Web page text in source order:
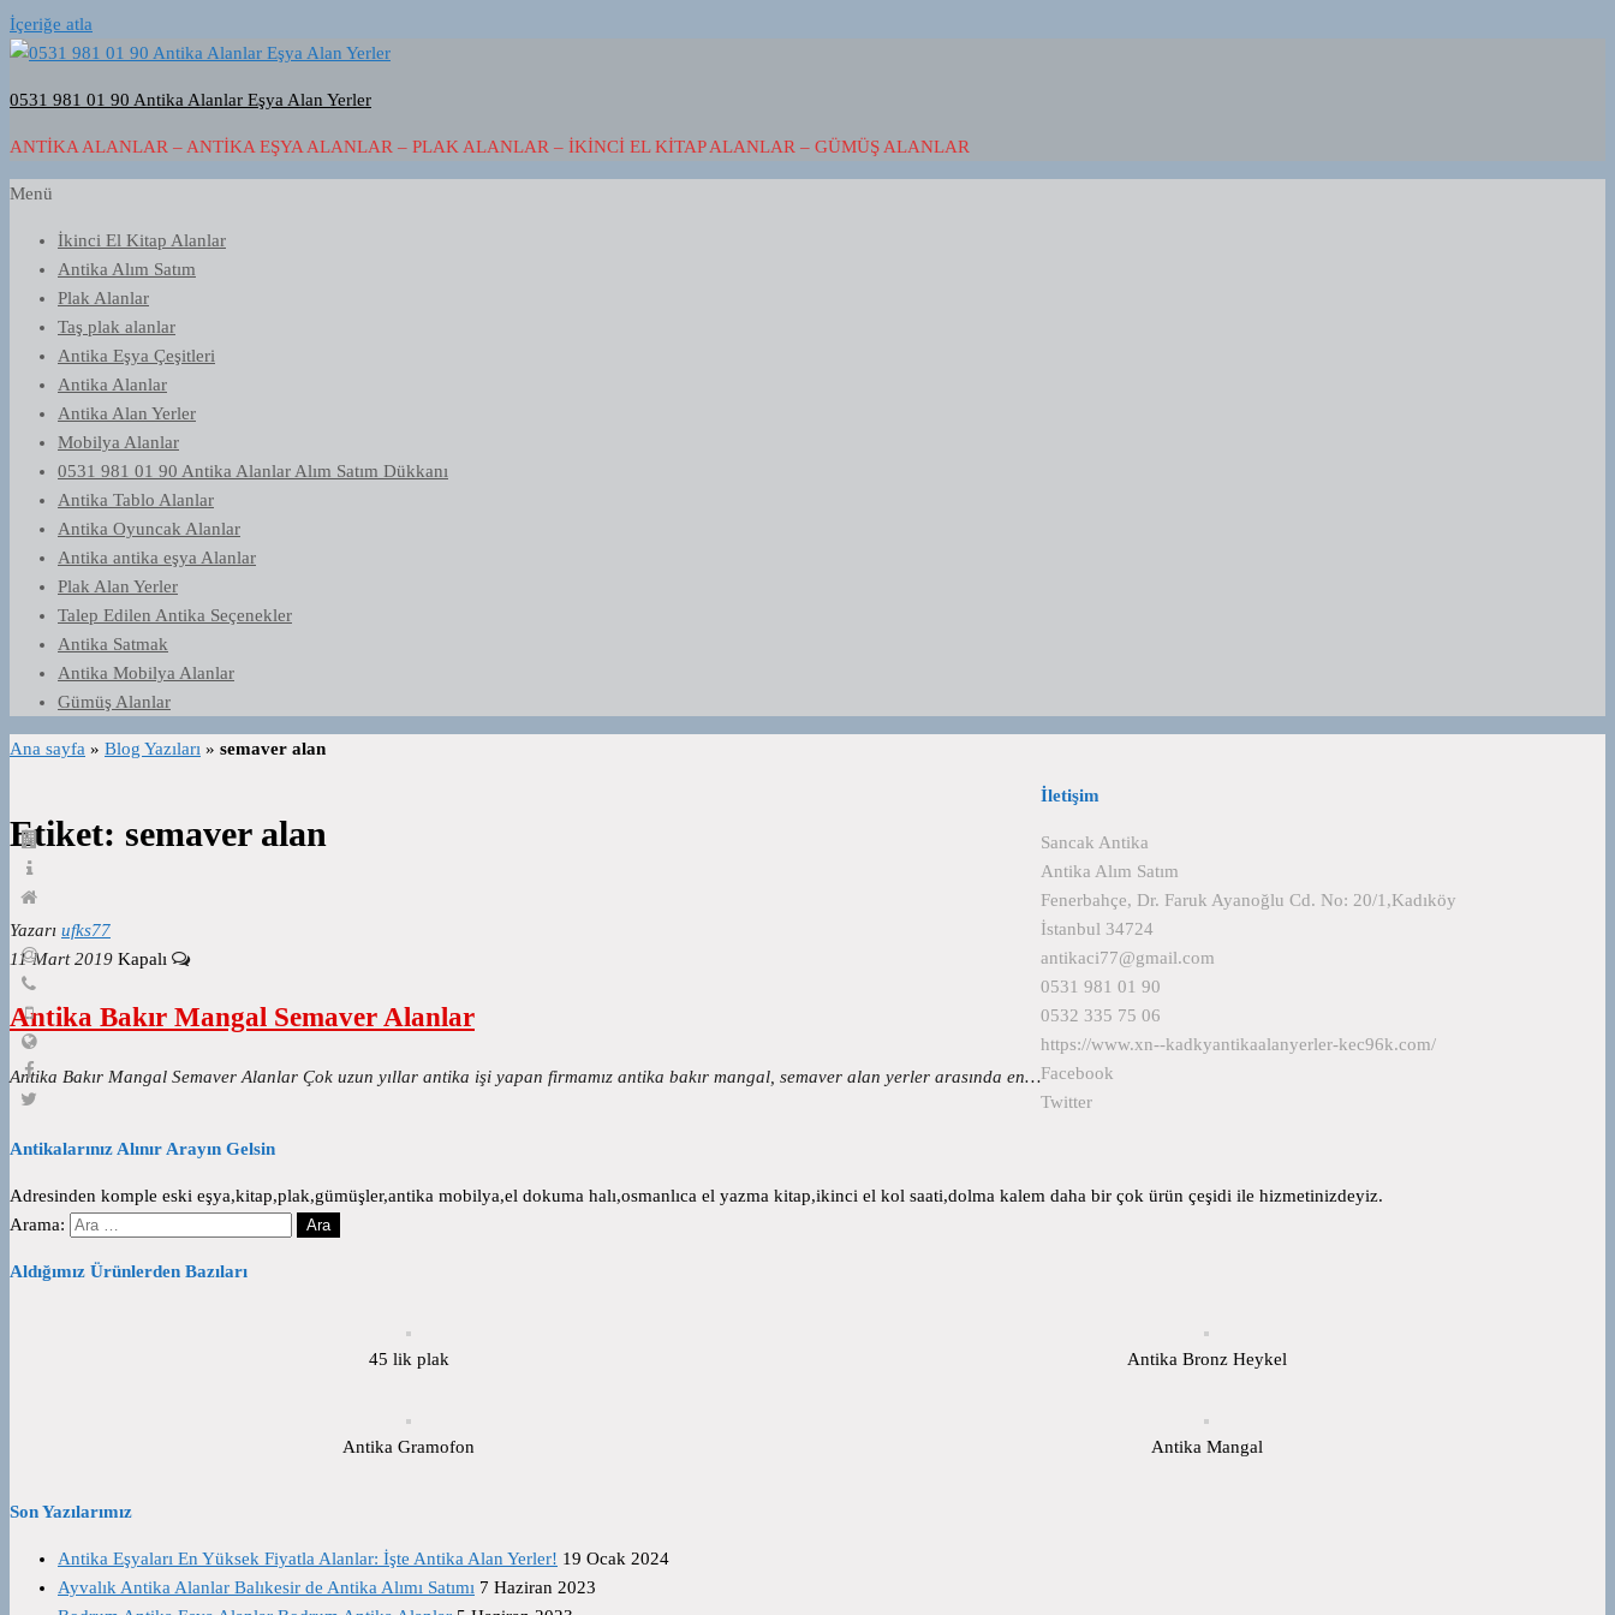
İçeriğe atla
0531 981 01 90 Antika Alanlar Eşya Alan Yerler
ANTIKA ALANLAR – ANTIKA EŞYA ALANLAR – PLAK ALANLAR – İKINCI EL KITAP ALANLAR – GÜMÜŞ ALANLAR
Menü
İkinci El Kitap Alanlar
Antika Alım Satım
Plak Alanlar
Taş plak alanlar
Antika Eşya Çeşitleri
Antika Alanlar
Antika Alan Yerler
Mobilya Alanlar
0531 981 01 90 Antika Alanlar Alım Satım Dükkanı
Antika Tablo Alanlar
Antika Oyuncak Alanlar
Antika antika eşya Alanlar
Plak Alan Yerler
Talep Edilen Antika Seçenekler
Antika Satmak
Antika Mobilya Alanlar
Gümüş Alanlar
Ana sayfa » Blog Yazıları » semaver alan
Etiket: semaver alan
Yazarı ufks77
11 Mart 2019 Kapalı
Antika Bakır Mangal Semaver Alanlar
Antika Bakır Mangal Semaver Alanlar Çok uzun yıllar antika işi yapan firmamız antika bakır mangal, semaver alan yerler arasında en…
İletişim
Sancak Antika
Antika Alım Satım
Fenerbahçe, Dr. Faruk Ayanoğlu Cd. No: 20/1,Kadıköy
İstanbul 34724
antikaci77@gmail.com
0531 981 01 90
0532 335 75 06
https://www.xn--kadkyantikaalanyerler-kec96k.com/
Facebook
Twitter
Antikalarınız Alınır Arayın Gelsin
Adresinden komple eski eşya,kitap,plak,gümüşler,antika mobilya,el dokuma halı,osmanlıca el yazma kitap,ikinci el kol saati,dolma kalem daha bir çok ürün çeşidi ile hizmetinizdeyiz.
Arama:
Aldığımız Ürünlerden Bazıları
45 lik plak Antika Bronz Heykel
Antika Gramofon Antika Mangal
Son Yazılarımız
Antika Eşyaları En Yüksek Fiyatla Alanlar: İşte Antika Alan Yerler! 19 Ocak 2024
Ayvalık Antika Alanlar Balıkesir de Antika Alımı Satımı 7 Haziran 2023